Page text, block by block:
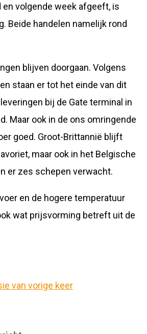
volgende week afgeeft, is
Beide handelen namelijk rond
blijven doorgaan. Volgens
staan er tot het einde van dit
bij de Gate terminal in
Maar ook in de ons omringende
goed. Groot-Brittannië blijft
maar ook in het Belgische
er zes schepen verwacht.
en de hogere temperatuur
wat prijsvorming betreft uit de
van vorige keer